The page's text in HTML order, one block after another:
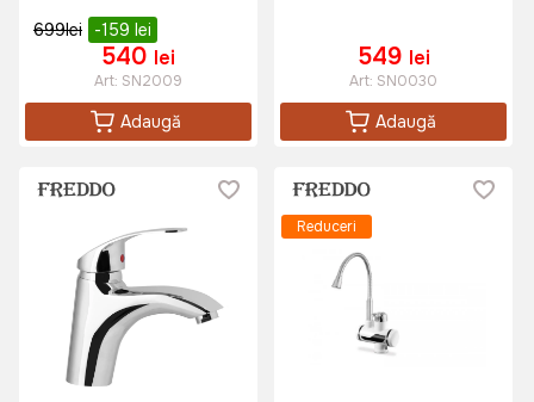
699lei -159 lei
540 lei
Art: SN2009
Adaugă
549 lei
Art: SN0030
Adaugă
Reduceri